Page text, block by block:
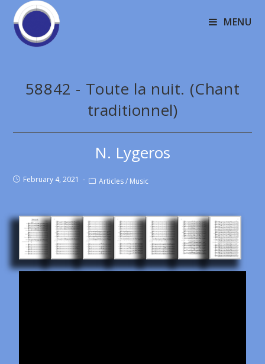
MENU
58842 - Toute la nuit. (Chant
traditionnel)
Ν. Lygeros
February 4, 2021 Articles / Music